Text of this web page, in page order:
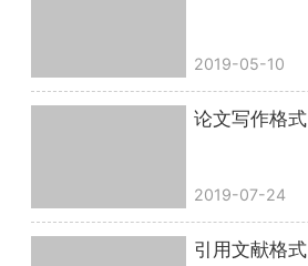
2019-05-10
论文写作格式
2019-07-24
引用文献格式